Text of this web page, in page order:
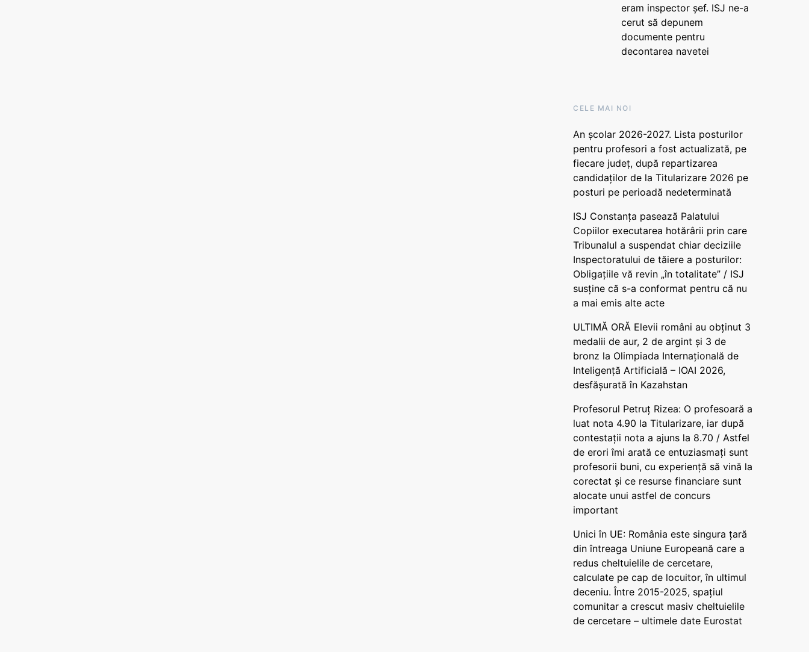
eram inspector șef. ISJ ne-a
cerut să depunem
documente pentru
decontarea navetei
CELE MAI NOI
An școlar 2026-2027. Lista posturilor
pentru profesori a fost actualizată, pe
fiecare județ, după repartizarea
candidaților de la Titularizare 2026 pe
posturi pe perioadă nedeterminată
ISJ Constanța pasează Palatului
Copiilor executarea hotărârii prin care
Tribunalul a suspendat chiar deciziile
Inspectoratului de tăiere a posturilor:
Obligațiile vă revin „în totalitate” / ISJ
susține că s-a conformat pentru că nu
a mai emis alte acte
ULTIMĂ ORĂ Elevii români au obținut 3
medalii de aur, 2 de argint și 3 de
bronz la Olimpiada Internațională de
Inteligență Artificială – IOAI 2026,
desfășurată în Kazahstan
Profesorul Petruț Rizea: O profesoară a
luat nota 4.90 la Titularizare, iar după
contestații nota a ajuns la 8.70 / Astfel
de erori îmi arată ce entuziasmați sunt
profesorii buni, cu experiență să vină la
corectat și ce resurse financiare sunt
alocate unui astfel de concurs
important
Unici în UE: România este singura țară
din întreaga Uniune Europeană care a
redus cheltuielile de cercetare,
calculate pe cap de locuitor, în ultimul
deceniu. Între 2015-2025, spațiul
comunitar a crescut masiv cheltuielile
de cercetare – ultimele date Eurostat